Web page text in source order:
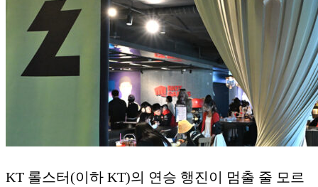
KT 롤스터(이하 KT)의 연승 행진이 멈출 줄 모르